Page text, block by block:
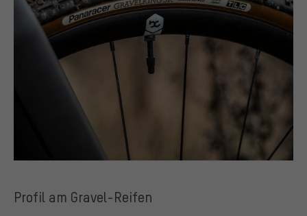
Profil am Gravel-Reifen